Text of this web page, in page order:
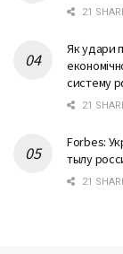
21
Як удари
систему
21
Forbes:
тылу
21